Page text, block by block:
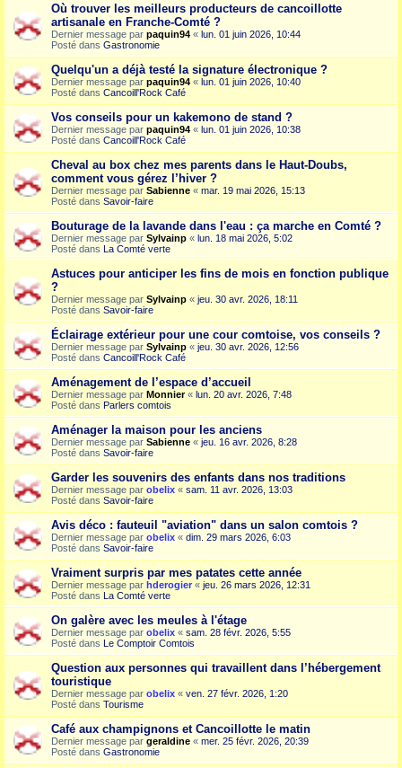
Où trouver les meilleurs producteurs de cancoillotte
artisanale en Franche-Comté ?
Dernier message par paquin94 « lun. 01 juin 2026, 10:44
Posté dans Gastronomie
Quelqu'un a déjà testé la signature électronique ?
Dernier message par paquin94 « lun. 01 juin 2026, 10:40
Posté dans Cancoill'Rock Café
Vos conseils pour un kakemono de stand ?
Dernier message par paquin94 « lun. 01 juin 2026, 10:38
Posté dans Cancoill'Rock Café
Cheval au box chez mes parents dans le Haut-Doubs,
comment vous gérez l’hiver ?
Dernier message par Sabienne « mar. 19 mai 2026, 15:13
Posté dans Savoir-faire
Bouturage de la lavande dans l'eau : ça marche en Comté ?
Dernier message par Sylvainp « lun. 18 mai 2026, 5:02
Posté dans La Comté verte
Astuces pour anticiper les fins de mois en fonction publique
?
Dernier message par Sylvainp « jeu. 30 avr. 2026, 18:11
Posté dans Savoir-faire
Éclairage extérieur pour une cour comtoise, vos conseils ?
Dernier message par Sylvainp « jeu. 30 avr. 2026, 12:56
Posté dans Cancoill'Rock Café
Aménagement de l’espace d’accueil
Dernier message par Monnier« lun. 20 avr. 2026, 7:48
Posté dans Parlers comtois
Aménager la maison pour les anciens
Dernier message par Sabienne « jeu. 16 avr. 2026, 8:28
Posté dans Savoir-faire
Garder les souvenirs des enfants dans nos traditions
Dernier message par obelix « sam. 11 avr. 2026, 13:03
Posté dans Savoir-faire
Avis déco : fauteuil "aviation" dans un salon comtois ?
Dernier message par obelix « dim. 29 mars 2026, 6:03
Posté dans Savoir-faire
Vraiment surpris par mes patates cette année
Dernier message par hderogier « jeu. 26 mars 2026, 12:31
Posté dans La Comté verte
On galère avec les meules à l'étage
Dernier message par obelix « sam. 28 févr. 2026, 5:55
Posté dans Le Comptoir Comtois
Question aux personnes qui travaillent dans l’hébergement
touristique
Dernier message par obelix « ven. 27 févr. 2026, 1:20
Posté dans Tourisme
Café aux champignons et Cancoillotte le matin
Dernier message par geraldine « mer. 25 févr. 2026, 20:39
Posté dans Gastronomie